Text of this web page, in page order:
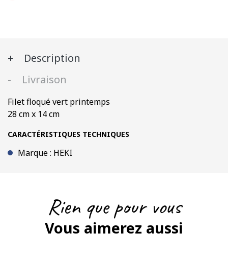
Description
Livraison
Filet floqué vert printemps
28 cm x 14 cm
CARACTÉRISTIQUES TECHNIQUES
Marque : HEKI
Rien que pour vous
Vous aimerez aussi